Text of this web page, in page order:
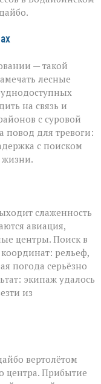
самолёта
— такой
лесные
на связь и
с суровой
повод для тревоги:
с поиском
жизни.
слаженность
авиация,
центры. Поиск в
рельеф,
погода серьёзно
экипаж удалось
из
вертолётом
центра. Прибытие